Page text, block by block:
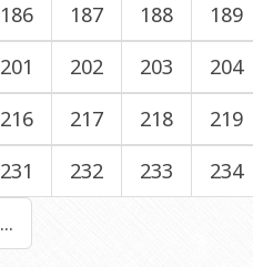
186 187 188
189
201 202 203
204
216 217 218
219
231 232 233
234
...